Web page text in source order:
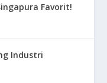
Favorit!
Industri